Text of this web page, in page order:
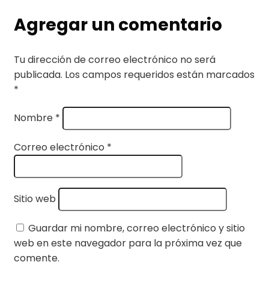
Agregar un comentario
Tu dirección de correo electrónico no será
publicada. Los campos requeridos están marcados
*
Nombre *
Correo electrónico *
Sitio web
Guardar mi nombre, correo electrónico y sitio
web en este navegador para la próxima vez que
comente.